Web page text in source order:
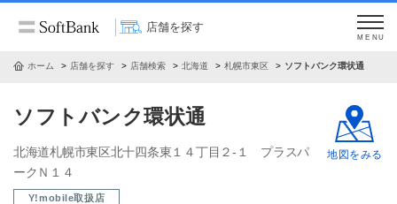
店舗を探す
MENU
ホーム 店舗を探す 店舗検索 北海道 札幌市東区 ソフトバンク環状通
ソフトバンク環状通
北海道札幌市東区北十四条東１４丁目２‐１ プラスパ
ークＮ１４
Y!mobile取扱店
地図をみる